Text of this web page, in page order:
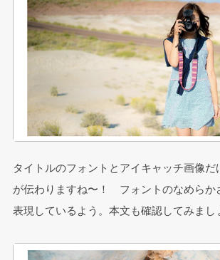
タイトルのフォントとアイキャッチ画像だ
が伝わりますね〜！ フォントのなめらか
表現しているよう。本文も確認してみまし